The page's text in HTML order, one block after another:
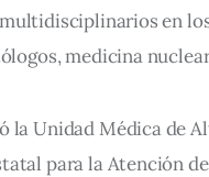
en
medicina
la Unidad Médica de
para la Atención